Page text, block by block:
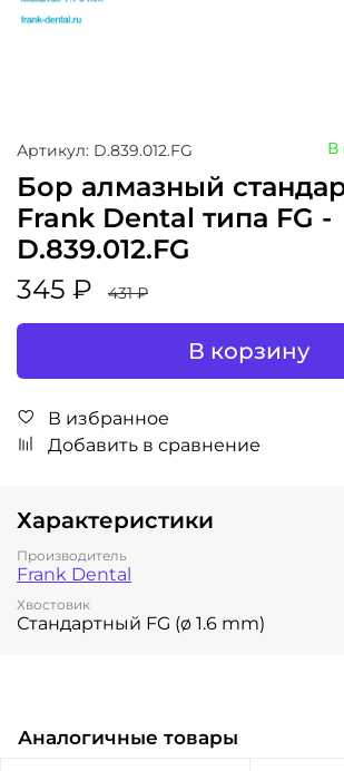
Артикул: D.839.012.FG В
Бор алмазный
Frank Dental типа FG -
D.839.012.FG
345 ₽
431 ₽
В корзину
В избранное
Добавить в сравнение
Характеристики
Производитель
Frank Dental
Хвостовик
Стандартный FG (ø 1.6 mm)
Аналогичные товары